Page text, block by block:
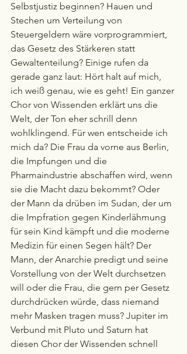
Selbstjustiz beginnen? Hauen und
Stechen um Verteilung von
Steuergeldern wäre vorprogrammiert,
das Gesetz des Stärkeren statt
Gewaltenteilung? Einige rufen da
gerade ganz laut: Hört halt auf mich,
ich weiß genau, wie es geht! Ein ganzer
Chor von Wissenden erklärt uns die
Welt, der Ton eher schrill denn
wohlklingend. Für wen entscheide ich
mich da? Die Frau da vorne aus Berlin,
die Impfungen und die
Pharmaindustrie abschaffen wird, wenn
sie die Macht dazu bekommt? Oder
der Mann da drüben im Sudan, der um
die Impfration gegen Kinderlähmung
für sein Kind kämpft und die moderne
Medizin für einen Segen hält? Der
Mann, der Anarchie predigt und seine
Vorstellung von der Welt durchsetzen
will oder die Frau, die gern per Gesetz
durchdrücken würde, dass niemand
mehr Masken tragen muss? Jupiter im
Verbund mit Pluto und Saturn hat
diesen Chor der Wissenden schnell